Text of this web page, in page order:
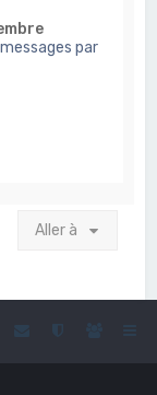
par
Aller à